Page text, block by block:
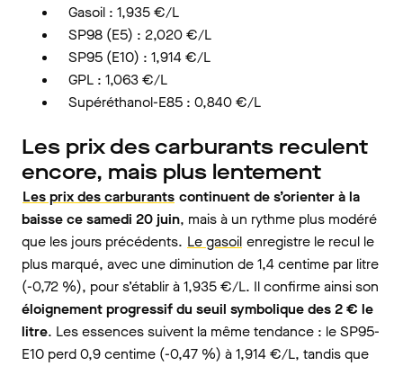
Gasoil : 1,935 €/L
SP98 (E5) : 2,020 €/L
SP95 (E10) : 1,914 €/L
GPL : 1,063 €/L
Supéréthanol-E85 : 0,840 €/L
Les prix des carburants reculent
encore, mais plus lentement
Les prix des carburants continuent de s’orienter à la
baisse ce samedi 20 juin, mais à un rythme plus modéré
que les jours précédents. Le gasoil enregistre le recul le
plus marqué, avec une diminution de 1,4 centime par litre
(-0,72 %), pour s’établir à 1,935 €/L. Il confirme ainsi son
éloignement progressif du seuil symbolique des 2 € le
litre. Les essences suivent la même tendance : le SP95-
E10 perd 0,9 centime (-0,47 %) à 1,914 €/L, tandis que